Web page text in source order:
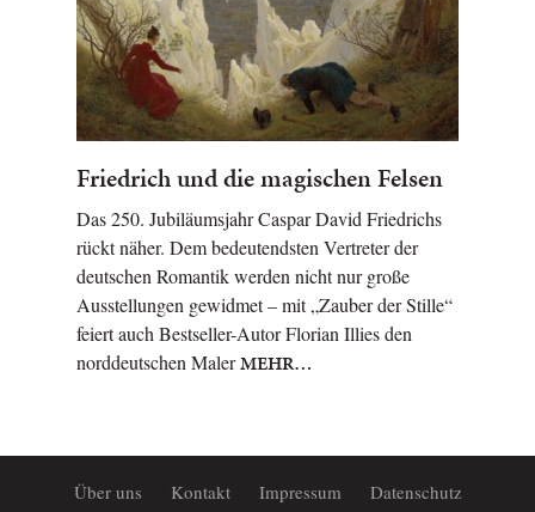
Friedrich und die magischen Felsen
Das 250. Jubiläumsjahr Caspar David Friedrichs
rückt näher. Dem bedeutendsten Vertreter der
deutschen Romantik werden nicht nur große
Ausstellungen gewidmet – mit „Zauber der Stille“
feiert auch Bestseller-Autor Florian Illies den
norddeutschen MalerMEHR…
Über uns Kontakt Impressum Datenschutz